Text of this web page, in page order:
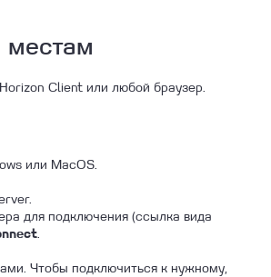
местам
Client или любой браузер.
или MacOS.
для подключения (ссылка вида
.
Чтобы подключиться к нужному,